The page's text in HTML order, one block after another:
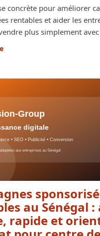
concrète pour améliorer
rentables et aider les
plus simplement
au Sénégal
rapide et